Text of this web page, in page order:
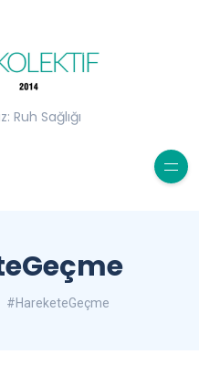
Ruh Sağlığı
#HareketeGeçme